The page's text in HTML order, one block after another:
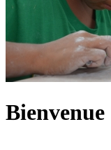
Bienvenue